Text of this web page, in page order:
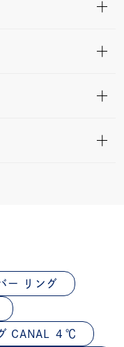
ー リング
CANAL ４℃